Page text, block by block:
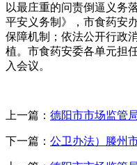
以最庄重的问责倒逼义务
平安义务制》，市食药安
保障机制；依法公开行政
植。市食药安委各单元担
入会议。
上一篇： 德阳市市场监管
下一篇： 公卫办法）滕州